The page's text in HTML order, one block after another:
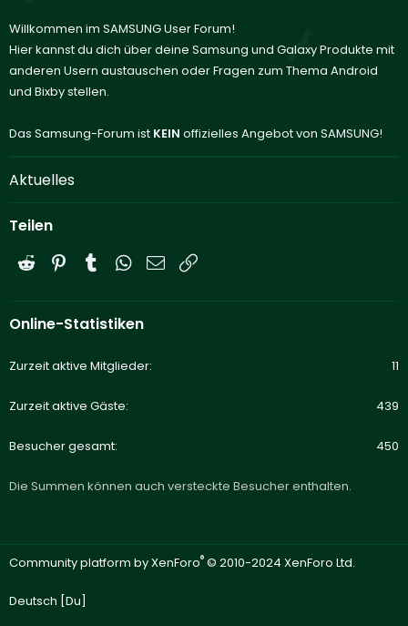
Willkommen im SAMSUNG User Forum!
Hier kannst du dich über deine Samsung und Galaxy Produkte mit
anderen Usern austauschen oder Fragen zum Thema Android
und Bixby stellen.
Das Samsung-Forum ist KEIN offizielles Angebot von SAMSUNG!
Aktuelles
Teilen
Reddit PinterestTumblrWhatsApp
E-Mail
Online-Statistiken
Zurzeit aktive Mitglieder 11
Zurzeit aktive Gäste 439
Besucher gesamt 450
Die Summen können auch versteckte Besucher enthalten.
Community platform by XenForo® © 2010-2024 XenForo Ltd.
Deutsch [Du]